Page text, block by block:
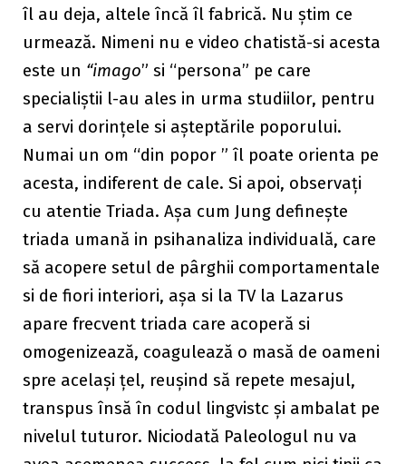
îl au deja, altele încă îl fabrică. Nu știm ce
urmează. Nimeni nu e video chatistă-si acesta
este un “imago” si “persona” pe care
specialiștii l-au ales in urma studiilor, pentru
a servi dorințele si așteptările poporului.
Numai un om “din popor ” îl poate orienta pe
acesta, indiferent de cale. Si apoi, observați
cu atentie Triada. Așa cum Jung definește
triada umană in psihanaliza individuală, care
să acopere setul de pârghii comportamentale
si de fiori interiori, așa si la TV la Lazarus
apare frecvent triada care acoperă si
omogenizează, coagulează o masă de oameni
spre același țel, reușind să repete mesajul,
transpus însă în codul lingvistc și ambalat pe
nivelul tuturor. Niciodată Paleologul nu va